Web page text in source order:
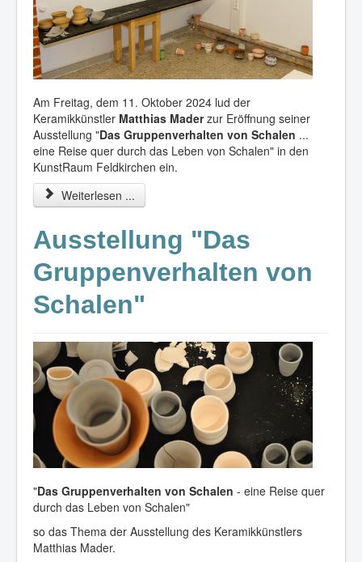
Am Freitag, dem 11. Oktober 2024 lud der
Keramikkünstler Matthias Maderzur Eröffnung seiner
Ausstellung "Das Gruppenverhalten von Schalen ...
eine Reise quer durch das Leben von Schalen" in den
KunstRaum Feldkirchen ein.
Weiterlesen ...
Ausstellung "Das
Gruppenverhalten von
Schalen"
"Das Gruppenverhalten von Schalen - eine Reise quer
durch das Leben von Schalen"
so das Thema der Ausstellung des Keramikkünstlers
Matthias Mader.